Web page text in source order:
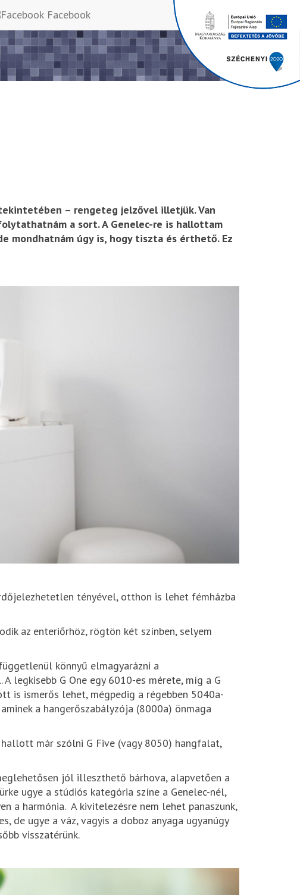
Facebook
– rengeteg jelzővel illetjük. Van
a sort. A Genelec-re is hallottam
mondhatnám úgy is, hogy tiszta és érthető. Ez
tényével, otthon is lehet fémházba
az enteriőrhöz, rögtön két színben, selyem
könnyű elmagyarázni a
legkisebb G One egy 6010-es mérete, míg a G
is ismerős lehet, mégpedig a régebben 5040a-
a hangerőszabályzója (8000a) önmaga
már szólni G Five (vagy 8050) hangfalat,
jól illeszthető bárhova, alapvetően a
ugye a stúdiós kategória színe a Genelec-nél,
a harmónia. A kivitelezésre nem lehet panaszunk,
de ugye a váz, vagyis a doboz anyaga ugyanúgy
visszatérünk.